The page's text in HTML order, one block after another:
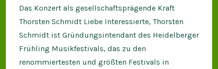
Das Konzert als gesellschaftsprägende Kraft
Thorsten Schmidt Liebe Interessierte, Thorsten
Schmidt ist Gründungsintendant des Heidelberger
Frühling Musikfestivals, das zu den
renommiertesten und größten Festivals in